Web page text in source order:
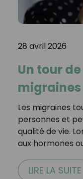
28 avril 2026
Un tour
Les migraines
personnes et
qualité de vie.
aux hormones
LIRE LA SUITE